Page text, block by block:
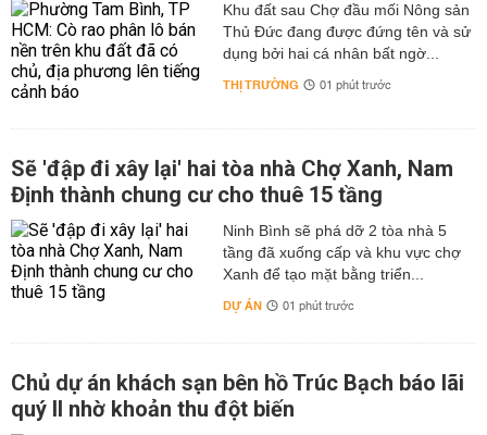
Khu đất sau Chợ đầu mối Nông sản
Thủ Đức đang được đứng tên và sử
dụng bởi hai cá nhân bất ngờ...
THỊ TRƯỜNG 01 phút trước
Sẽ 'đập đi xây lại' hai tòa nhà Chợ Xanh, Nam
Định thành chung cư cho thuê 15 tầng
Ninh Bình sẽ phá dỡ 2 tòa nhà 5
tầng đã xuống cấp và khu vực chợ
Xanh để tạo mặt bằng triển...
DỰ ÁN 01 phút trước
Chủ dự án khách sạn bên hồ Trúc Bạch báo lãi
quý II nhờ khoản thu đột biến